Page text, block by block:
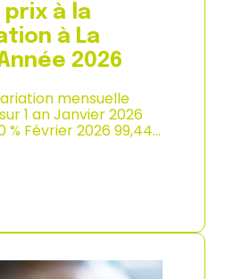
prix à la
à La
2026
mensuelle
1 an Janvier 2026
% Février 2026 99,44…